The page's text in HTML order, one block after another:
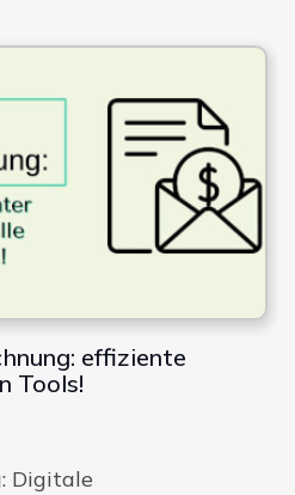
Digitale
effiziente
Tools!
Digitale